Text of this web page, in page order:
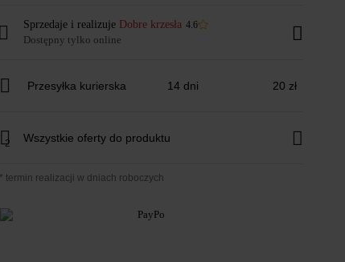
Sprzedaje i realizuje Dobre krzesła 4.6
Dostępny tylko online
Przesyłka kurierska 14 dni 20 zł
2 Wszystkie oferty do produktu
* termin realizacji w dniach roboczych